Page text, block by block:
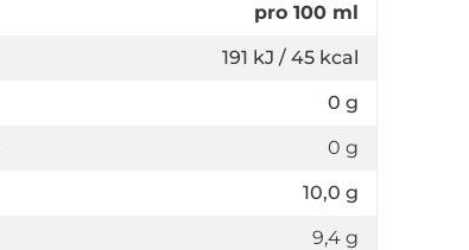
pro 100 ml
191 kJ / 45 kcal
0 g
0 g
10,0 g
9,4 g